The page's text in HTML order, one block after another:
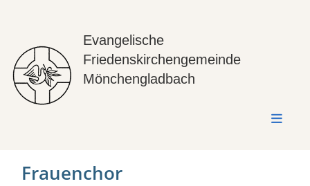
Evangelische
Friedenskirchengemeinde
Mönchengladbach
Frauenchor